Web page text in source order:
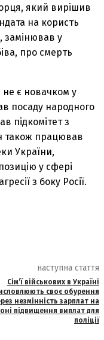
який вирішив
на користь
замінював у
про смерть
не є новачком у
посаду народного
підкомітет з
також працював
України,
у сфері
з боку Росії.
наступна стаття
Сім’ї військових в Україні
своє обурення
незмінність зарплат на
підвищення виплат для
поліції